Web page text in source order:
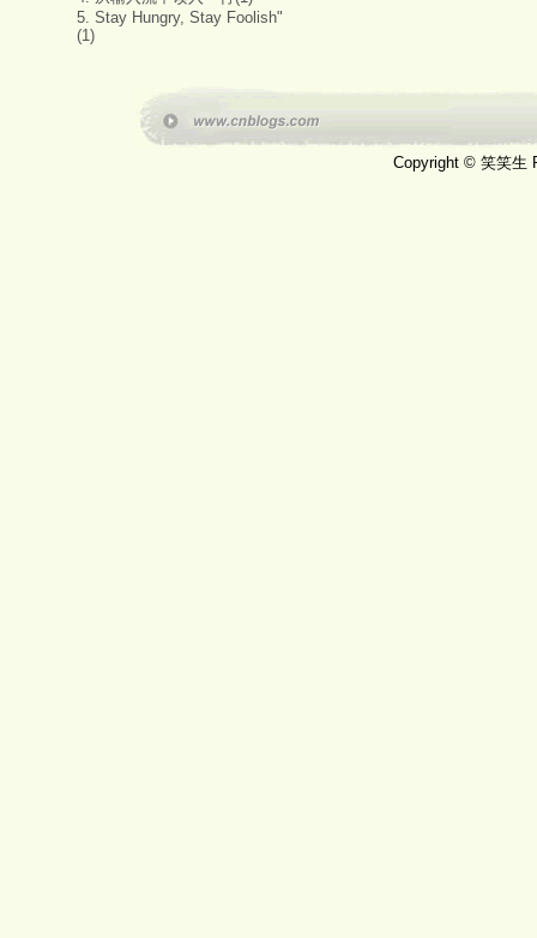
5. Stay Hungry, Stay Foolish"
(1)
Copyright © 笑笑生